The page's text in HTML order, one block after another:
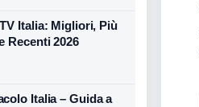
Italia: Migliori, Più
Recenti 2026
Italia – Guida a